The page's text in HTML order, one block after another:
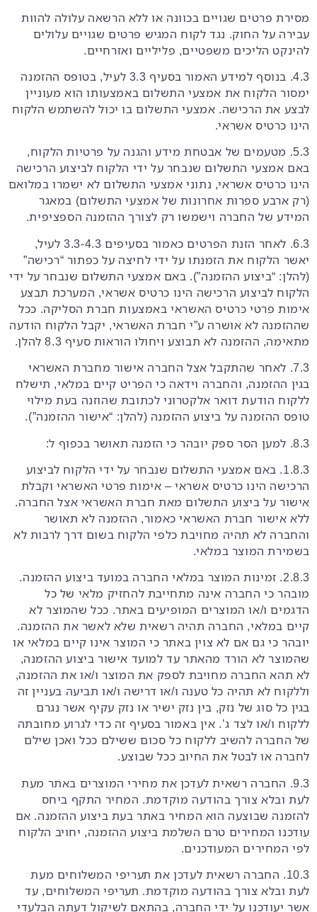
מסירת פרטים שגויים בכוונה או ללא הרשאה עלולה להוות
עבירה על החוק. נגד לקוח המגיש פרטים שגויים עלולים
להינקט הליכים משפטיים, פליליים ואזרחיים.
4.3. בנוסף למידע האמור בסעיף 3.3 לעיל, בטופס ההזמנה
ימסור הלקוח את אמצעי התשלום באמצעותו הוא מעוניין
לבצע את הרכישה. אמצעי התשלום בו יכול להשתמש הלקוח
הינו כרטיס אשראי.
5.3. מטעמים של אבטחת מידע והגנה על פרטיות הלקוח,
באם אמצעי התשלום שנבחר על ידי הלקוח לביצוע הרכישה
הינו כרטיס אשראי, נתוני אמצעי התשלום לא ישמרו במלואם
(רק ארבע ספרות אחרונות של אמצעי התשלום) במאגר
המידע של החברה וישמשו רק לצורך ההזמנה הספציפית.
6.3. לאחר הזנת הפרטים כאמור בסעיפים 3.3-4.3 לעיל,
יאשר הלקוח את הזמנתו על ידי לחיצה על כפתור “רכישה”
(להלן: “ביצוע ההזמנה”). באם אמצעי התשלום שנבחר על ידי
הלקוח לביצוע הרכישה הינו כרטיס אשראי, המערכת תבצע
אימות פרטי כרטיס האשראי באמצעות חברת הסליקה. ככל
שההזמנה לא אושרה ע”י חברת האשראי, יקבל הלקוח הודעה
מתאימה, ההזמנה לא תבוצע ויחולו הוראות סעיף 8.3 להלן.
7.3. לאחר שהתקבל אצל החברה אישור מחברת האשראי
בגין ההזמנה, והחברה וידאה כי הפריט קיים במלאי, תישלח
ללקוח הודעת דואר אלקטרוני לכתובת שהוזנה בעת מילוי
טופס ההזמנה על ביצוע ההזמנה (להלן: “אישור ההזמנה”).
8.3. למען הסר ספק יובהר כי הזמנה תאושר בכפוף ל:
1.8.3. באם אמצעי התשלום שנבחר על ידי הלקוח לביצוע
הרכישה הינו כרטיס אשראי – אימות פרטי האשראי וקבלת
אישור על ביצוע התשלום מאת חברת האשראי אצל החברה.
ללא אישור חברת האשראי כאמור, ההזמנה לא תאושר
והחברה לא תהיה מחויבת כלפי הלקוח בשום דרך לרבות לא
בשמירת המוצר במלאי.
2.8.3. זמינות המוצר במלאי החברה במועד ביצוע ההזמנה.
מובהר כי החברה אינה מתחייבת להחזיק מלאי של כל
הדגמים ו/או המוצרים המופיעים באתר. ככל שהמוצר לא
קיים במלאי, החברה תהיה רשאית שלא לאשר את ההזמנה.
יובהר כי גם אם לא צוין באתר כי המוצר אינו קיים במלאי או
שהמוצר לא הורד מהאתר עד למועד אישור ביצוע ההזמנה,
לא תהא החברה מחויבת לספק את המוצר ו/או את ההזמנה,
וללקוח לא תהיה כל טענה ו/או דרישה ו/או תביעה בעניין זה
בגין כל סוג של נזק, בין נזק ישיר או נזק עקיף אשר נגרם
ללקוח ו/או לצד ג’. אין באמור בסעיף זה כדי לגרוע מחובתה
של החברה להשיב ללקוח כל סכום ששילם ככל ואכן שילם
לחברה או לבטל את החיוב ככל שבוצע.
9.3. החברה רשאית לעדכן את מחירי המוצרים באתר מעת
לעת ובלא צורך בהודעה מוקדמת. המחיר התקף ביחס
להזמנה שבוצעה הוא המחיר באתר בעת ביצוע ההזמנה. אם
עודכנו המחירים טרם השלמת ביצוע ההזמנה, יחויב הלקוח
לפי המחירים המעודכנים.
10.3. החברה רשאית לעדכן את תעריפי המשלוחים מעת
לעת ובלא צורך בהודעה מוקדמת. תעריפי המשלוחים, עד
אשר יעודכנו על ידי החברה, בהתאם לשיקול דעתה הבלעדי